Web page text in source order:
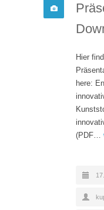
Hier
here:
(PDF…